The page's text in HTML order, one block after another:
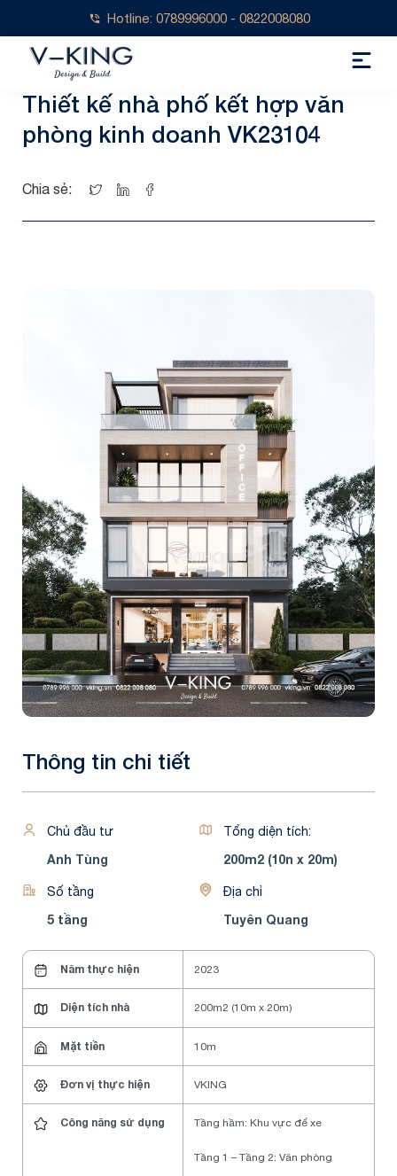
Hotline: 0789996000 - 0822008080
Thiết kế nhà phố kết hợp văn
phòng kinh doanh VK23104
Chia sẻ:
Thông tin chi tiết
Chủ đầu tư
Anh Tùng
Tổng diện tích:
200m2 (10n x 20m)
Số tầng
5 tầng
Địa chỉ
Tuyên Quang
Năm thực hiện 2023
Diện tích nhà 200m2 (10m x 20m)
Mặt tiền 10m
Đơn vị thực hiện VKING
Công năng sử dụng Tầng hầm: Khu vực để xe
Tầng 1 – Tầng 2: Văn phòng